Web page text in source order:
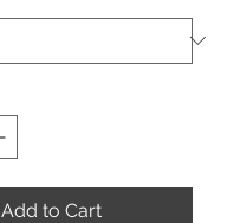
Add to Cart